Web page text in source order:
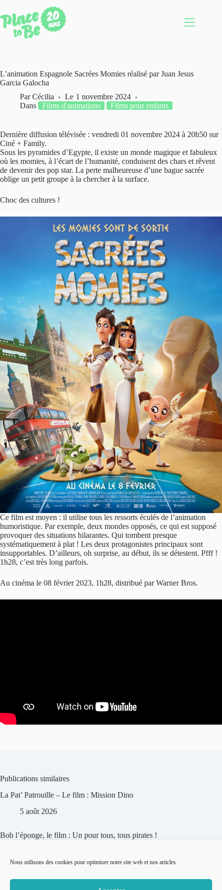
Nous utilisons des cookies pour optimiser notre site web et nos articles.
au
contenu
L’animation Espagnole Sacrées Momies réalisé par Juan Jesus
Garcia Galocha
Par Cécilia Le 1 novembre 2024
Dans
Films d'animations Films pour enfants
Dernière diffusion télévisée : vendredi 01 novembre 2024 à 20h50 sur
Ciné + Family.
Sous les pyramides d’Egypte, il existe un monde magique et fabuleux
où les momies, à l’écart de l’humanité, conduisent des chars et rêvent
de devenir des pop star. La perte malheureuse d’une bague sacrée
oblige un petit groupe à la chercher à la surface.
Choc des cultures !
Ce film est moyen : il utilise tous les ressorts éculés de l’animation
humoristique. Par exemple, deux mondes opposés, ce qui est supposé
provoquer des situations hilarantes. Qui tombent presque
systématiquement à plat ! Les deux protagonistes principaux sont
insupportables. D’ailleurs, oh surprise, au début, ils se détestent. Pfff !
1h28, c’est très long parfois.
Au cinéma le 08 février 2023, 1h28, distribué par Warner Bros.
Publications similaires
La Pat’ Patrouille – Le film : Mission Dino
5 août 2026
Bob l’éponge, le film : Un pour tous, tous pirates !